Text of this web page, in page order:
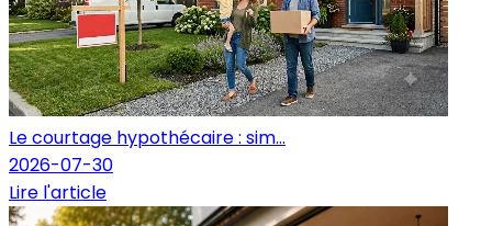
Le courtage hypothécaire : sim...
2026-07-30
Lire l'article